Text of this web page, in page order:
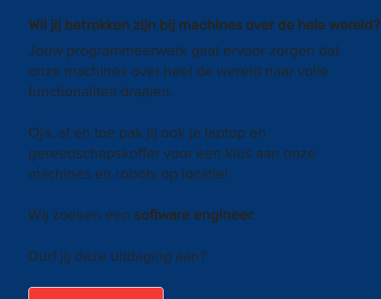
Jouw programmeerwerk gaat ervoor zorgen dat
onze machines over heel de wereld naar volle
functionaliteit draaien.
Oja, af en toe pak jij ook je laptop en
gereedschapskoffer voor een klus aan onze
machines en robots op locatie!
Wij zoeken een software engineer.
Durf jij deze uitdaging aan?
Wil jij betrokken zijn bij machines over de hele wereld?